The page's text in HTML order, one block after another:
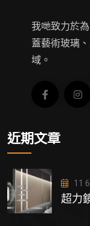
我哋致力於
蓋藝術玻璃
域。
近期文章
11
超力